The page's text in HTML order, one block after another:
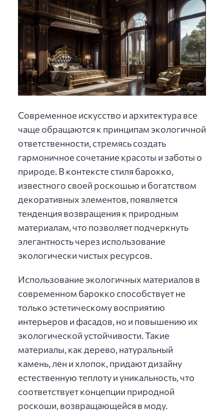
Современное искусство и архитектура все
чаще обращаются к принципам экологичной
ответственности, стремясь создать
гармоничное сочетание красоты и заботы о
природе. В контексте стиля барокко,
известного своей роскошью и богатством
декоративных элементов, появляется
тенденция возвращения к природным
материалам, что позволяет подчеркнуть
элегантность через использование
экологически чистых ресурсов.
Использование экологичных материалов в
современном барокко способствует не
только эстетическому восприятию
интерьеров и фасадов, но и повышению их
экологической устойчивости. Такие
материалы, как дерево, натуральный
камень, лен и хлопок, придают дизайну
естественную теплоту и уникальность, что
соответствует концепции природной
роскоши, возвращающейся в моду.